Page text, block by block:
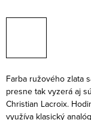
Farba ružového zlata
presne tak vyzerá aj
Christian Lacroix.
využíva klasický